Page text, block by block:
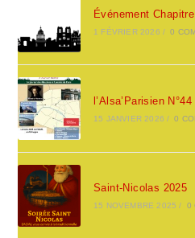
Événement
1 FÉVRIER 2026 / 0
l’Alsa’Parisien
15 JANVIER 2026 / 0
Saint-Nicolas 2025
15 NOVEMBRE 2025 / 0